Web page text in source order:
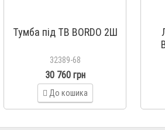
Тумба під ТВ BORDO 2Ш
32389-68
30 760 грн
До кошика